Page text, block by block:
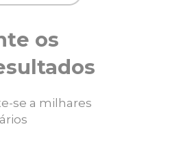
os
se a milhares